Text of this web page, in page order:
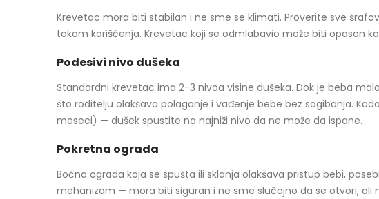
Krevetac mora biti stabilan i ne sme se klimati. Proverite sve
tokom korišćenja. Krevetac koji se odmlabavio može biti opasan
Podesivi nivo dušeka
Standardni krevetac ima 2-3 nivoa visine dušeka. Dok je beba
što roditelju olakšava polaganje i vađenje bebe bez sagibanja.
meseci) — dušek spustite na najniži nivo da ne može da ispane.
Pokretna ograda
Bočna ograda koja se spušta ili sklanja olakšava pristup bebi,
mehanizam — mora biti siguran i ne sme slučajno da se otvori,